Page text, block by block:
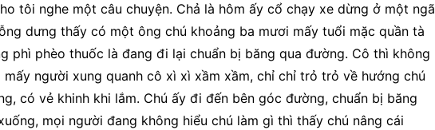
tôi nghe một câu chuyện. Chả là hôm ấy cổ chạy xe dừng ở một ngã
dưng thấy có một ông chú khoảng ba mươi mấy tuổi mặc quần tà
phì phèo thuốc là đang đi lại chuẩn bị băng qua đường. Cô thì không
người xung quanh cô xì xì xầm xầm, chỉ chỉ trỏ trỏ về hướng chú
có vẻ khinh khi lắm. Chú ấy đi đến bên góc đường, chuẩn bị băng
mọi người đang không hiểu chú làm gì thì thấy chú nâng cái